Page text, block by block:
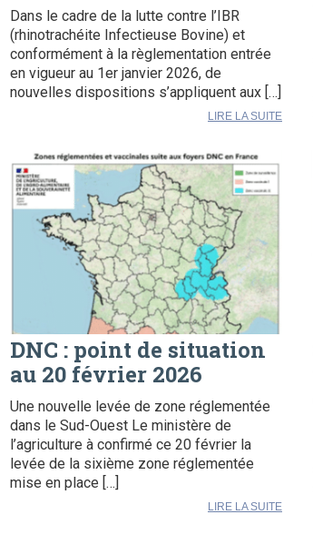
Dans le cadre de la lutte contre l’IBR
(rhinotrachéite Infectieuse Bovine) et
conformément à la règlementation entrée
en vigueur au 1er janvier 2026, de
nouvelles dispositions s’appliquent aux […]
LIRE LA SUITE
DNC : point de situation
au 20 février 2026
Une nouvelle levée de zone réglementée
dans le Sud-Ouest Le ministère de
l’agriculture à confirmé ce 20 février la
levée de la sixième zone réglementée
mise en place […]
LIRE LA SUITE